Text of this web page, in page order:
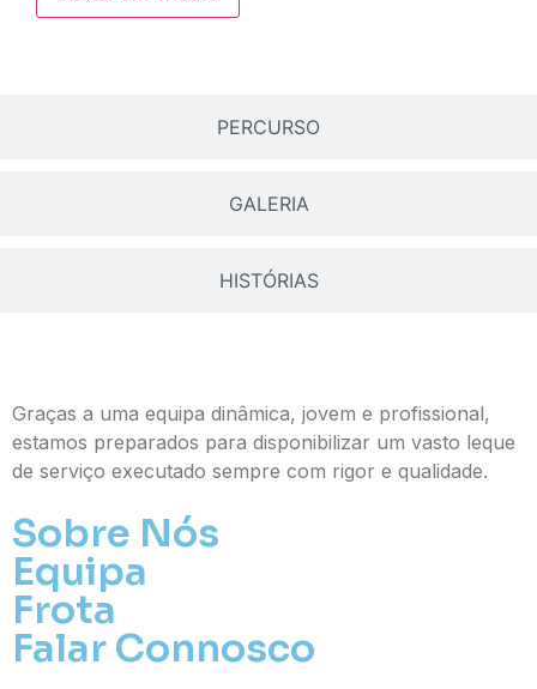
PERCURSO
GALERIA
HISTÓRIAS
Graças a uma equipa dinâmica, jovem e profissional,
estamos preparados para disponibilizar um vasto leque
de serviço executado sempre com rigor e qualidade.
Sobre Nós
Equipa
Frota
Falar Connosco